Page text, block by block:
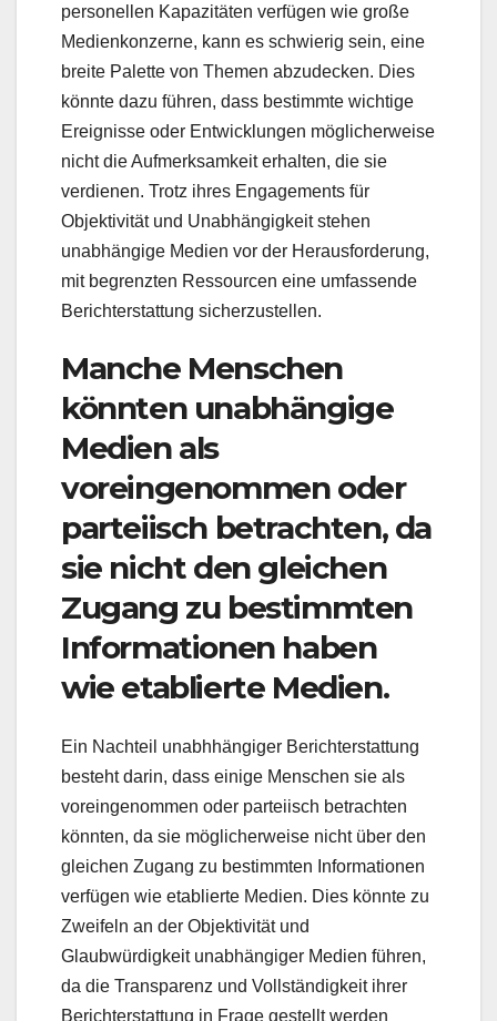
personellen Kapazitäten verfügen wie große
Medienkonzerne, kann es schwierig sein, eine
breite Palette von Themen abzudecken. Dies
könnte dazu führen, dass bestimmte wichtige
Ereignisse oder Entwicklungen möglicherweise
nicht die Aufmerksamkeit erhalten, die sie
verdienen. Trotz ihres Engagements für
Objektivität und Unabhängigkeit stehen
unabhängige Medien vor der Herausforderung,
mit begrenzten Ressourcen eine umfassende
Berichterstattung sicherzustellen.
Manche Menschen
könnten unabhängige
Medien als
voreingenommen oder
parteiisch betrachten, da
sie nicht den gleichen
Zugang zu bestimmten
Informationen haben
wie etablierte Medien.
Ein Nachteil unabhhängiger Berichterstattung
besteht darin, dass einige Menschen sie als
voreingenommen oder parteiisch betrachten
könnten, da sie möglicherweise nicht über den
gleichen Zugang zu bestimmten Informationen
verfügen wie etablierte Medien. Dies könnte zu
Zweifeln an der Objektivität und
Glaubwürdigkeit unabhängiger Medien führen,
da die Transparenz und Vollständigkeit ihrer
Berichterstattung in Frage gestellt werden